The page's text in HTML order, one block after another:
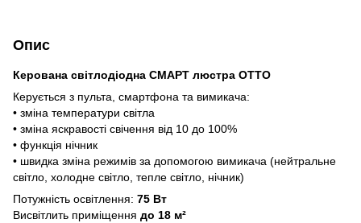
Опис
Керована світлодіодна СМАРТ люстра OTTO
Керується з пульта, смартфона та вимикача:
• зміна температури світла
• зміна яскравості свічення від 10 до 100%
• функція нічник
• швидка зміна режимів за допомогою вимикача (нейтральне
світло, холодне світло, тепле світло, нічник)
Потужність освітлення: 75 Вт
Висвітлить приміщення до 18 м²